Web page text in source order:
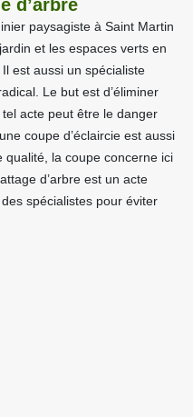
d’arbre
paysagiste à Saint Martin
et les espaces verts en
est aussi un spécialiste
Le but est d’éliminer
acte peut être le danger
coupe d’éclaircie est aussi
qualité, la coupe concerne ici
d’arbre est un acte
spécialistes pour éviter